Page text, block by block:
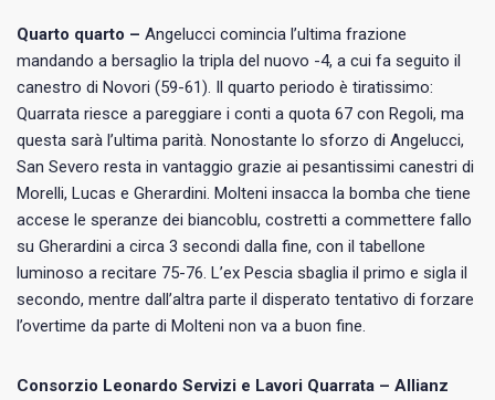
Quarto quarto – Angelucci comincia l’ultima frazione
mandando a bersaglio la tripla del nuovo -4, a cui fa seguito il
canestro di Novori (59-61). Il quarto periodo è tiratissimo:
Quarrata riesce a pareggiare i conti a quota 67 con Regoli, ma
questa sarà l’ultima parità. Nonostante lo sforzo di Angelucci,
San Severo resta in vantaggio grazie ai pesantissimi canestri di
Morelli, Lucas e Gherardini. Molteni insacca la bomba che tiene
accese le speranze dei biancoblu, costretti a commettere fallo
su Gherardini a circa 3 secondi dalla fine, con il tabellone
luminoso a recitare 75-76. L’ex Pescia sbaglia il primo e sigla il
secondo, mentre dall’altra parte il disperato tentativo di forzare
l’overtime da parte di Molteni non va a buon fine.
Consorzio Leonardo Servizi e Lavori Quarrata – Allianz